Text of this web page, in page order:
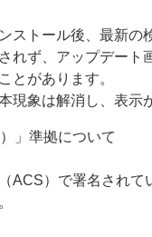
ストール後、最新
れず、アップデー
とがあります。
現象は解消し、表示
」準拠について
ACS）で署名され
。